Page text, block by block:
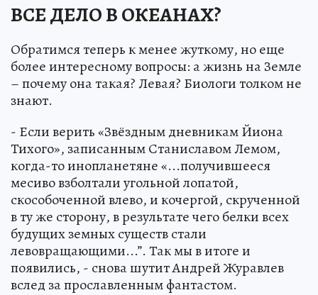
ВСЕ ДЕЛО В ОКЕАНАХ?
Обратимся теперь к менее жуткому, но еще
более интересному вопросы: а жизнь на Земле
– почему она такая? Левая? Биологи толком не
знают.
- Если верить «Звёздным дневникам Йиона
Тихого», записанным Станиславом Лемом,
когда-то инопланетяне «...получившееся
месиво взболтали угольной лопатой,
скособоченной влево, и кочергой, скрученной
в ту же сторону, в результате чего белки всех
будущих земных существ стали
левовращающими...”. Так мы в итоге и
появились, - снова шутит Андрей Журавлев
вслед за прославленным фантастом.